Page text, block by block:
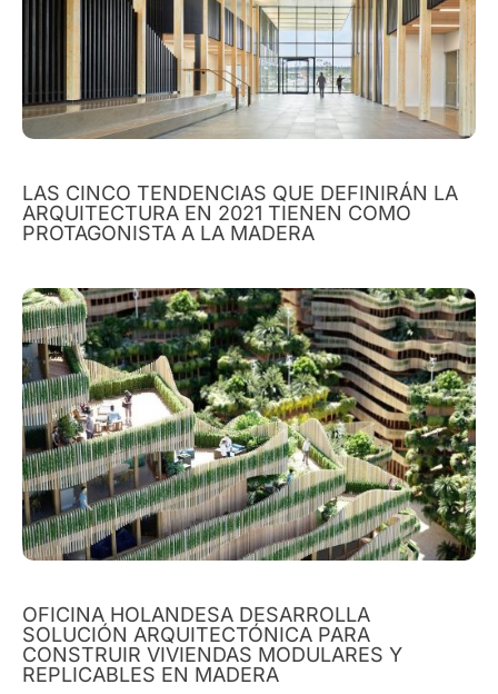
LAS CINCO TENDENCIAS QUE DEFINIRÁN LA
ARQUITECTURA EN 2021 TIENEN COMO
PROTAGONISTA A LA MADERA
OFICINA HOLANDESA DESARROLLA
SOLUCIÓN ARQUITECTÓNICA PARA
CONSTRUIR VIVIENDAS MODULARES Y
REPLICABLES EN MADERA